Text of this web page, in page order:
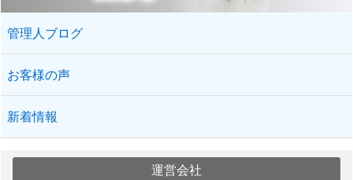
管理人ブログ
お客様の声
新着情報
運営会社